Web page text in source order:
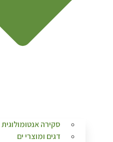
סקירה אנטומולוגית
דגים ומוצרי ים